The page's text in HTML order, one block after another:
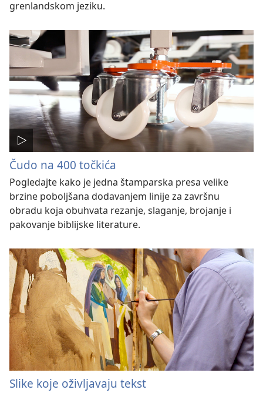
grenlandskom jeziku.
Čudo na 400 točkića
Pogledajte kako je jedna štamparska presa velike
brzine poboljšana dodavanjem linije za završnu
obradu koja obuhvata rezanje, slaganje, brojanje i
pakovanje biblijske literature.
Slike koje oživljavaju tekst